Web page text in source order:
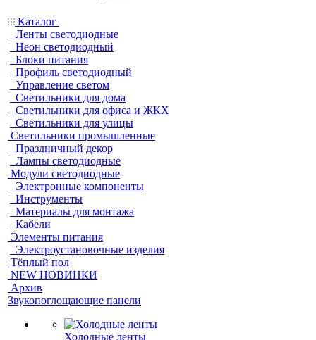
Каталог
Ленты светодиодные
Неон светодиодный
Блоки питания
Профиль светодиодный
Управление светом
Светильники для дома
Светильники для офиса и ЖКХ
Светильники для улицы
Светильники промышленные
Праздничный декор
Лампы светодиодные
Модули светодиодные
Электронные компоненты
Инструменты
Материалы для монтажа
Кабели
Элементы питания
Электроустановочные изделия
Тёплый пол
NEW НОВИНКИ
Архив
Звукопоглощающие панели
Холодные ленты